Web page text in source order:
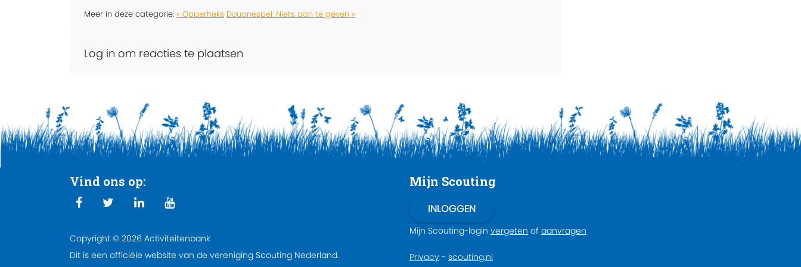
Meer in deze categorie: « Opperheks Douanespel: Niets aan te geven »
Log in om reacties te plaatsen
Vind ons op:
Copyright © 2026 Activiteitenbank
Dit is een officiële website van de vereniging Scouting Nederland.
Mijn Scouting
Mijn Scouting-login vergeten of aanvragen
Privacy - scouting.nl